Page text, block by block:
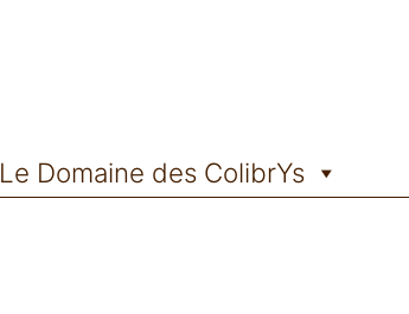
Le Domaine des ColibrYs